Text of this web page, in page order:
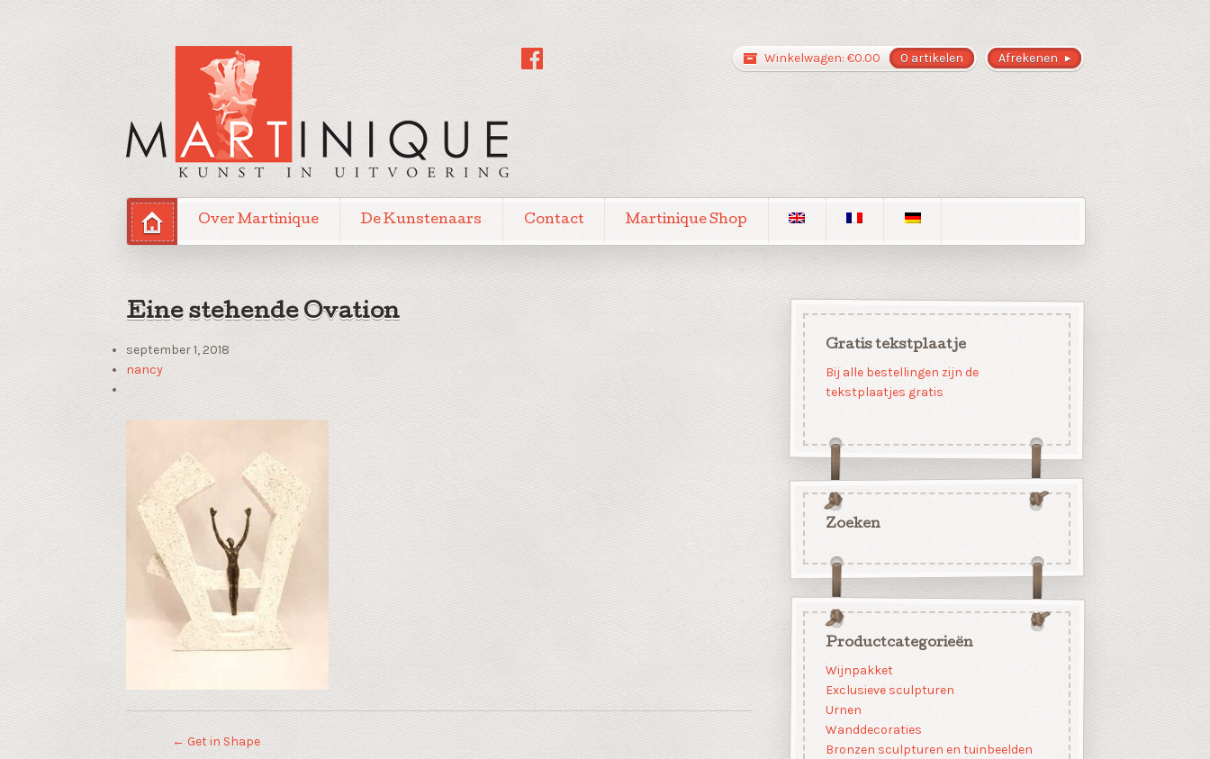
Afrekenen
Winkelwagen: €0.00 0 artikelen
Over Martinique De Kunstenaars Contact Martinique Shop
Eine stehende Ovation
september 1, 2018
nancy
← Get in Shape
Gratis tekstplaatje
Bij alle bestellingen zijn de
tekstplaatjes gratis
Zoeken
Productcategorieën
Wijnpakket
Exclusieve sculpturen
Urnen
Wanddecoraties
Bronzen sculpturen en tuinbeelden